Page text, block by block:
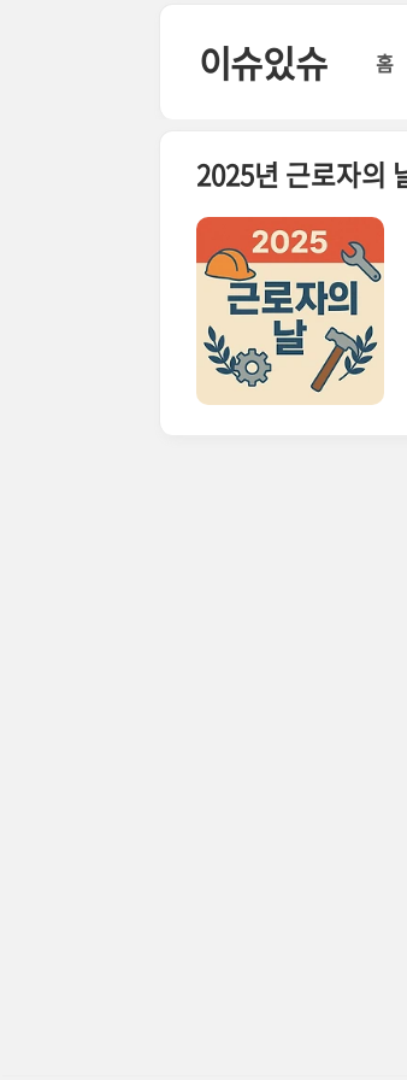
이슈있슈 홈
2025년 근로자의